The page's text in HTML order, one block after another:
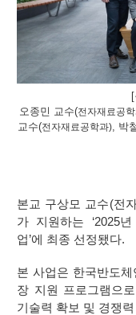
오종민 교수(전자재료공
교수(전자재료공학과), 박
본교 구상모 교수(전
가 지원하는 ‘2025년
업’에 최종 선정됐다.
본 사업은 한국반도
장 지원 프로그램으
기술력 확보 및 경쟁